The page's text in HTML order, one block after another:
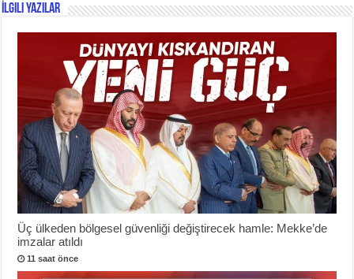
İlgili Yazılar
Üç ülkeden bölgesel güvenliği değiştirecek hamle: Mekke’de
imzalar atıldı
11 saat önce